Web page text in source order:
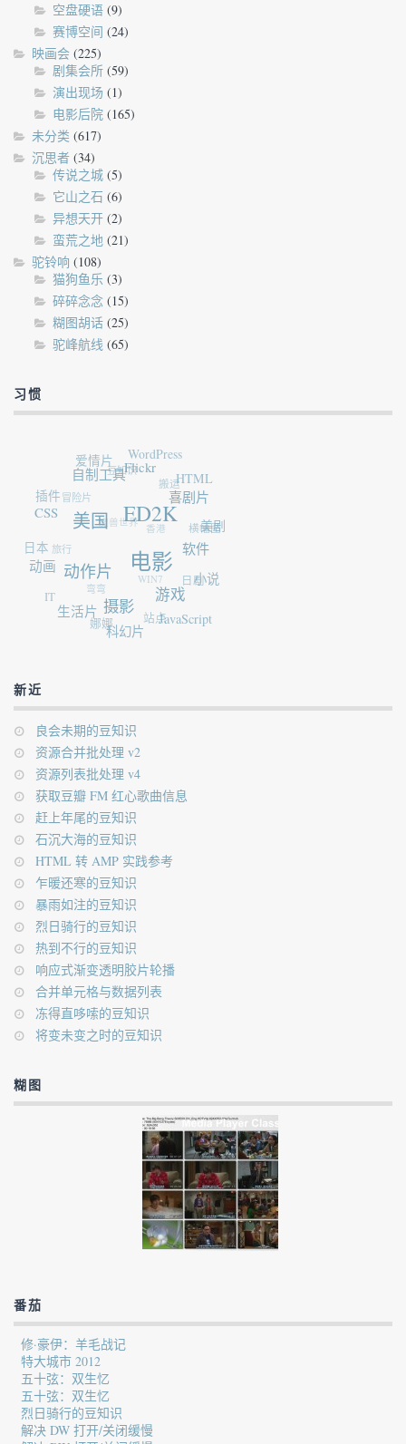
空盘硬语 (9)
赛博空间 (24)
映画会 (225)
剧集会所 (59)
演出现场 (1)
电影后院 (165)
未分类 (617)
沉思者 (34)
传说之城 (5)
它山之石 (6)
异想天开 (2)
蛮荒之地 (21)
驼铃响 (108)
猫狗鱼乐 (3)
碎碎念念 (15)
糊图胡话 (25)
驼峰航线 (65)
习惯
电影
ED2K
美国
动作片
摄影 游戏
软件
喜剧片
Flickr
自制工具
CSS
动画
生活片
科幻片
JavaScript
小说
美剧
HTML
WordPress
爱情片
插件
日本
IT
娜娜 站点
日剧
横幅图
搬运
豆知识
冒险片
旅行
弯弯
WIN7
香港
魔兽世界
新近
良会未期的豆知识
资源合并批处理 v2
资源列表批处理 v4
获取豆瓣 FM 红心歌曲信息
赶上年尾的豆知识
石沉大海的豆知识
HTML 转 AMP 实践参考
乍暖还寒的豆知识
暴雨如注的豆知识
烈日骑行的豆知识
热到不行的豆知识
响应式渐变透明胶片轮播
合并单元格与数据列表
冻得直哆嗦的豆知识
将变未变之时的豆知识
糊图
番茄
修·豪伊：羊毛战记
特大城市 2012
五十弦：双生忆
五十弦：双生忆
烈日骑行的豆知识
解决 DW 打开/关闭缓慢